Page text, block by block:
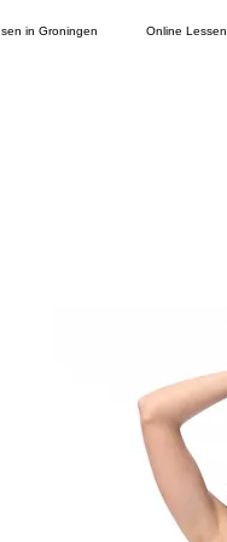
in Groningen Online Lessen